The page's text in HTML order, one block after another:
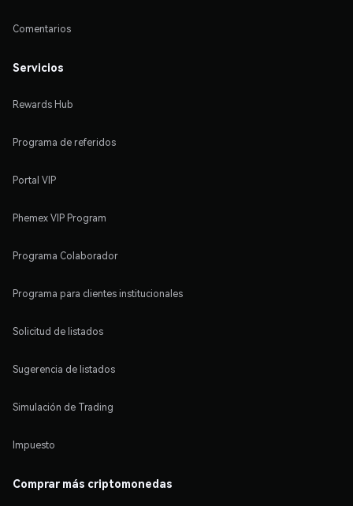
Comentarios
Servicios
Rewards Hub
Programa de referidos
Portal VIP
Phemex VIP Program
Programa Colaborador
Programa para clientes institucionales
Solicitud de listados
Sugerencia de listados
Simulación de Trading
Impuesto
Comprar más criptomonedas